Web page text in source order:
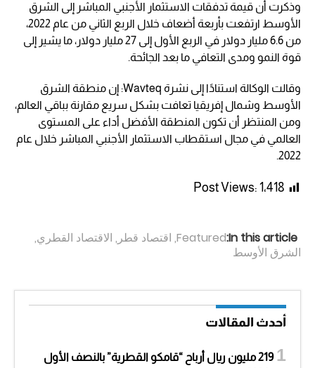
وذكرت أن قيمة تدفقات الاستثمار الأجنبي المباشر إلى الشرق
الأوسط ارتفعت بأربعة أضعاف خلال الربع الثاني من عام 2022،
من 6.6 مليار دولار في الربع الأول إلى 27 مليار دولار، ما يشير إلى
قوة النمو ومدى التعافي ما بعد الجائحة.
وقالت الوكالة استنادًا إلى نشرة Wavteq: إن منطقة الشرق
الأوسط وشمال إفريقيا تعافت بشكل سريع مقارنة بباقي العالم،
ومن المنتظر أن تكون المنطقة الأفضل أداء على المستوى
العالمي في مجال استقطاب الاستثمار الأجنبي المباشر خلال عام
2022.
Post Views: 1٬418
In this article:
Featured
, اقتصاد قطر , الاقتصاد القطري,
الشرق الأوسط
أحدث المقالات
219 مليون ريال أرباح “قامكو القطرية” بالنصف الأول